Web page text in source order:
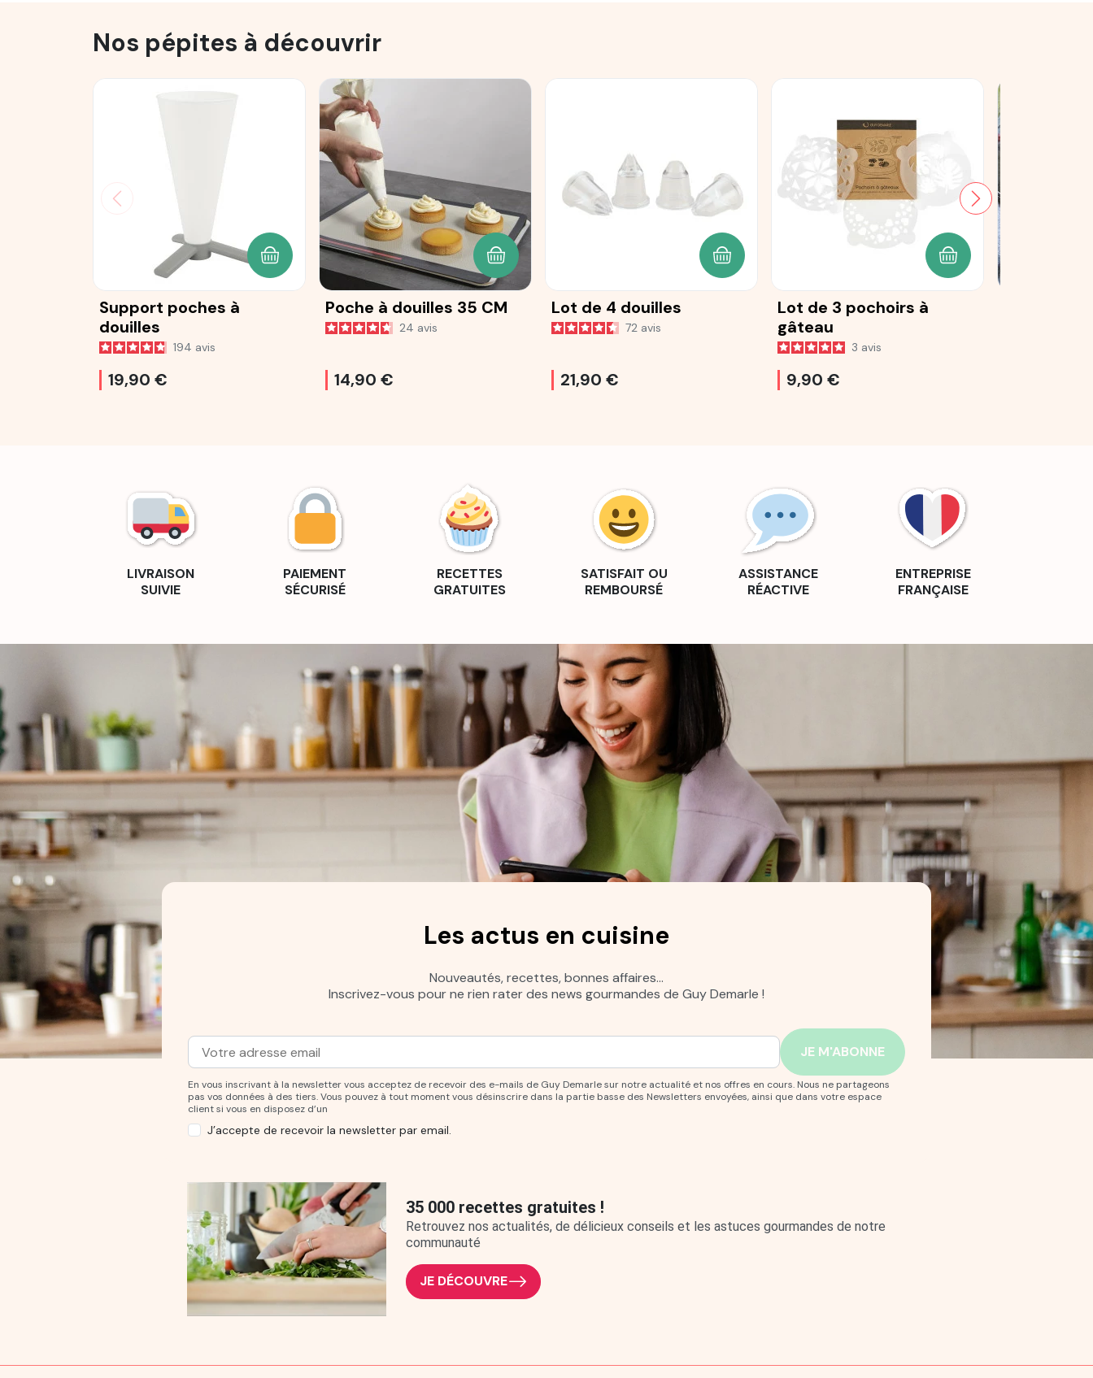
Nos pépites à découvrir
Support poches à
douilles
194 avis
19,90 €
AJOUTER AU PANIER
Poche à douilles 35 CM
24 avis
14,90 €
AJOUTER AU PANIER
Lot de 4 douilles
72 avis
21,90 €
AJOUTER AU PANIER
Lot de 3 pochoirs à
gâteau
3 avis
9,90 €
AJOUTER AU PANIER
LIVRAISON
SUIVIE
PAIEMENT
SÉCURISÉ
RECETTES
GRATUITES
SATISFAIT OU
REMBOURSÉ
ASSISTANCE
RÉACTIVE
ENTREPRISE
FRANÇAISE
Les actus en cuisine
Nouveautés, recettes, bonnes affaires…
Inscrivez-vous pour ne rien rater des news gourmandes de Guy Demarle !
Adresse mail
Entrez votre adresse mail pour vous abonner à notre newsletter.
En vous inscrivant à la newsletter vous acceptez de recevoir des e-mails de Guy Demarle sur notre actualité et nos offres en cours. Nous ne partageons
pas vos données à des tiers. Vous pouvez à tout moment vous désinscrire dans la partie basse des Newsletters envoyées, ainsi que dans votre espace
client si vous en disposez d’un
J’accepte de recevoir la newsletter par email.
35 000 recettes gratuites !
Retrouvez nos actualités, de délicieux conseils et les astuces gourmandes de notre
communauté
JE DÉCOUVRE